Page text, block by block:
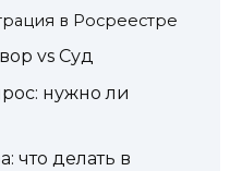
в Росреестре
vs Суд
нужно ли
что делать в